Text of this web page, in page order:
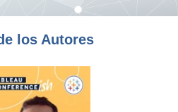
los Autores